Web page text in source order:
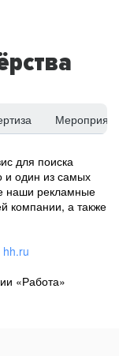
для поиска
и один из самых
наши рекламные
компании, а также
hh.ru
«Работа»